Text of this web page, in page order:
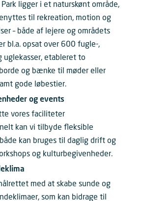
Park ligger i et naturskønt område,
til rekreation, motion og
– både af lejere og områdets
bl.a. opsat over 600 fugle-,
uglekasser, etableret to
og bænke til møder eller
gode løbestier.
og events
vores faciliteter
kan vi tilbyde fleksible
kan bruges til daglig drift og
og kulturbegivenheder.
med at skabe sunde og
som kan bidrage til